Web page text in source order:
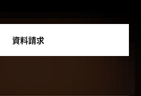
資料請求